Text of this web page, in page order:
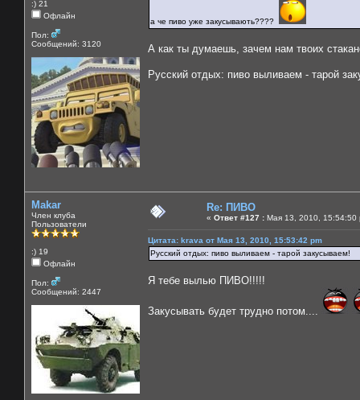
:) 21
Офлайн
Пол:
Сообщений: 3120
а че пиво уже закусывають????
А как ты думаешь, зачем нам твоих
Русский отдых: пиво выливаем - тарой
Makar
Член клуба
Пользователи
:) 19
Офлайн
Пол:
Сообщений: 2447
Re: ПИВО
« Ответ #127 : Мая 13, 2010, 15:54:50
Цитата: krava от Мая 13, 2010, 15:53:42 pm
Русский отдых: пиво выливаем - тарой закусываем!
Я тебе вылью ПИВО!!!!!
Закусывать будет трудно потом....